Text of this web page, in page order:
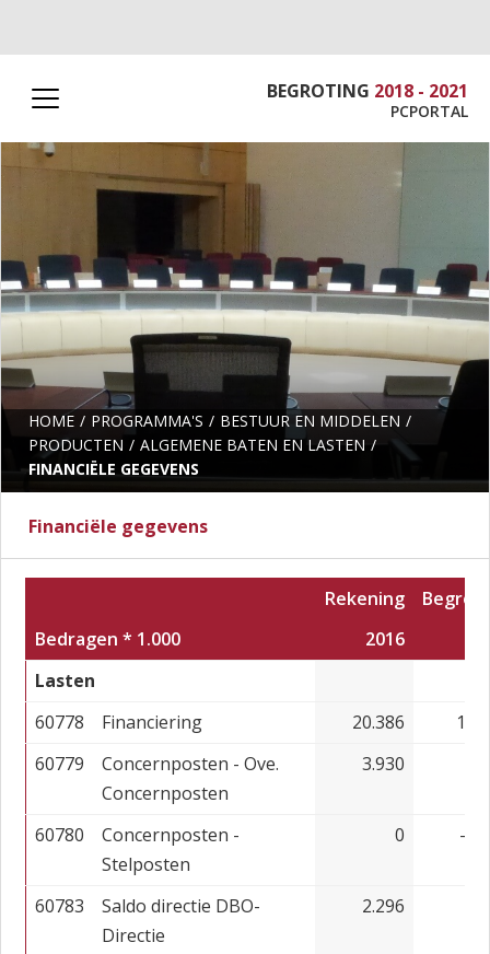
BEGROTING 2018 - 2021
PCPORTAL
HOME PROGRAMMA'S
BESTUUR EN MIDDELEN
PRODUCTEN
ALGEMENE BATEN EN LASTEN
FINANCIËLE GEGEVENS
Financiële gegevens
Rekening
Bedragen * 1.000
2016
Lasten
60778
Financiering 20.386
60779
Concernposten - Ove.
Concernposten
3.930
60780
Concernposten -
Stelposten
0 -
60783
Saldo directie DBO-
Directie
2.296